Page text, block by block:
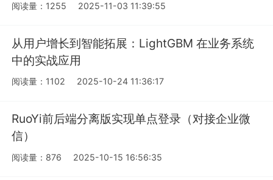
阅读量：1255 2025-11-03 11:39:55
从用户增长到智能拓展：LightGBM 在业务系统
中的实战应用
阅读量：1102 2025-10-24 11:36:17
RuoYi前后端分离版实现单点登录（对接企业微
信）
阅读量：876 2025-10-15 16:56:35